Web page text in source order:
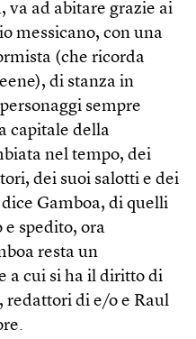
va ad abitare grazie ai
messicano, con una
(che ricorda
di stanza in
sempre
capitale della
nel tempo, dei
dei suoi salotti e dei
Gamboa, di quelli
e spedito, ora
resta un
a cui si ha il diritto di
redattori di e/o e Raul